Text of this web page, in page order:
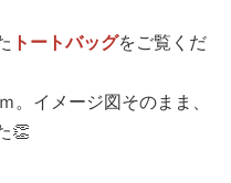
トートバッグをご覧くだ
イメージ図そのまま、
👏